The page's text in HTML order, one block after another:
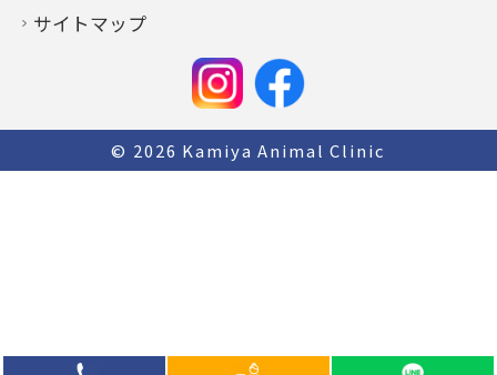
サイトマップ
© 2026 Kamiya Animal Clinic